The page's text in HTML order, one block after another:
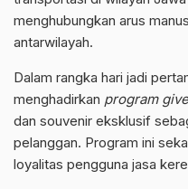
menghubungkan arus
antarwilayah.
Dalam rangka hari jadi
menghadirkan program
dan souvenir eksklusif
pelanggan. Program ini
loyalitas pengguna jasa